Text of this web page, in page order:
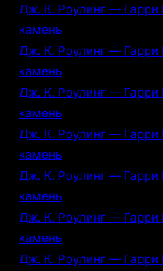
Дж. К. Роулинг — Гарри
камень
Дж. К. Роулинг — Гарри
камень
Дж. К. Роулинг — Гарри
камень
Дж. К. Роулинг — Гарри
камень
Дж. К. Роулинг — Гарри
камень
Дж. К. Роулинг — Гарри
камень
Дж. К. Роулинг — Гарри